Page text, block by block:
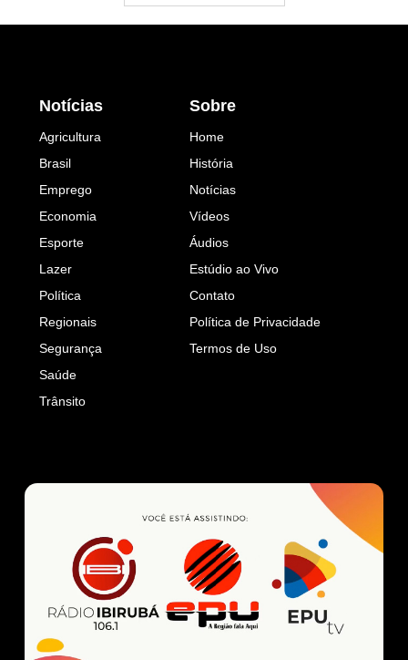
Notícias
Agricultura
Brasil
Emprego
Economia
Esporte
Lazer
Política
Regionais
Segurança
Saúde
Trânsito
Sobre
Home
História
Notícias
Vídeos
Áudios
Estúdio ao Vivo
Contato
Política de Privacidade
Termos de Uso